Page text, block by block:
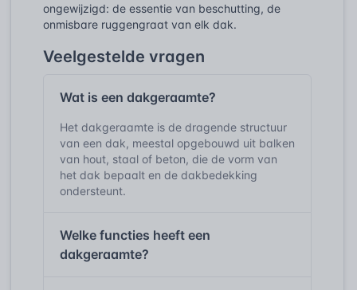
ongewijzigd: de essentie van beschutting, de
onmisbare ruggengraat van elk dak.
Veelgestelde vragen
Wat is een dakgeraamte?
Het dakgeraamte is de dragende structuur
van een dak, meestal opgebouwd uit balken
van hout, staal of beton, die de vorm van
het dak bepaalt en de dakbedekking
ondersteunt.
Welke functies heeft een
dakgeraamte?